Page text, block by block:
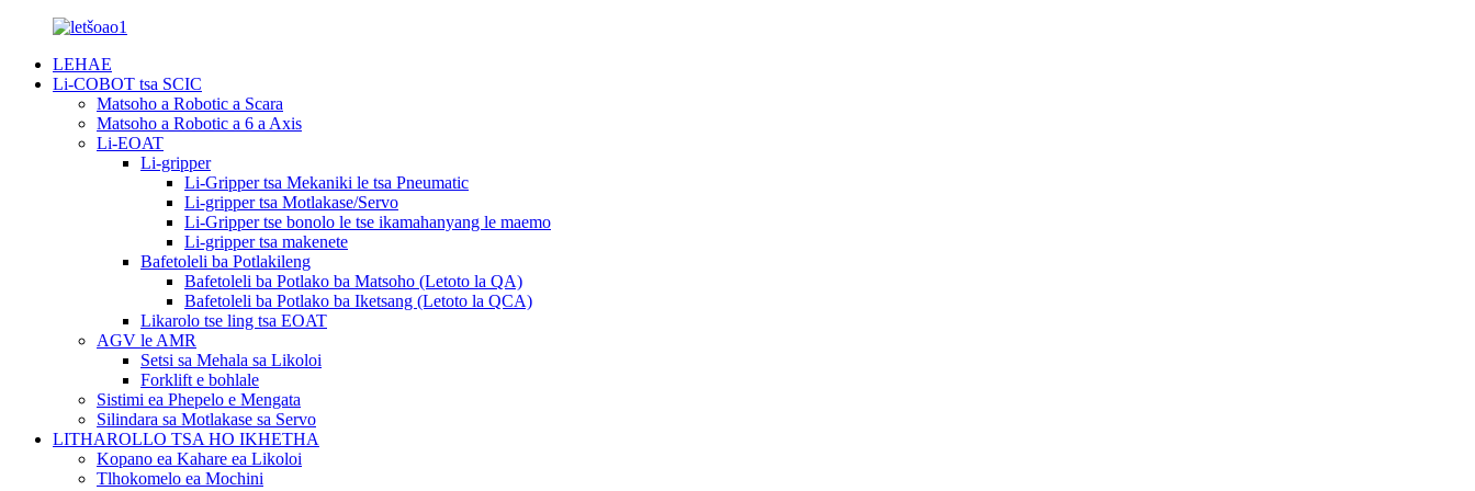
LEHAE
Li-COBOT tsa SCIC
Matsoho a Robotic a Scara
Matsoho a Robotic a 6 a Axis
Li-EOAT
Li-gripper
Li-Gripper tsa Mekaniki le tsa Pneumatic
Li-gripper tsa Motlakase/Servo
Li-Gripper tse bonolo le tse ikamahanyang le maemo
Li-gripper tsa makenete
Bafetoleli ba Potlakileng
Bafetoleli ba Potlako ba Matsoho (Letoto la QA)
Bafetoleli ba Potlako ba Iketsang (Letoto la QCA)
Likarolo tse ling tsa EOAT
AGV le AMR
Setsi sa Mehala sa Likoloi
Forklift e bohlale
Sistimi ea Phepelo e Mengata
Silindara sa Motlakase sa Servo
LITHAROLLO TSA HO IKHETHA
Kopano ea Kahare ea Likoloi
Tlhokomelo ea Mochini